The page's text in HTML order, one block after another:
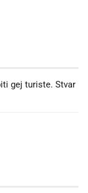
gej turiste. Stvar